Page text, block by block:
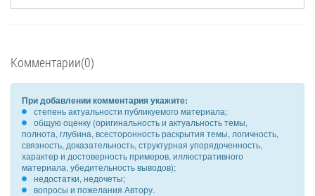
Комментарии(0)
При добавлении комментария укажите:
степень актуальности публикуемого материала;
общую оценку (оригинальность и актуальность темы,
полнота, глубина, всесторонность раскрытия темы, логичность,
связность, доказательность, структурная упорядоченность,
характер и достоверность примеров, иллюстративного
материала, убедительность выводов);
недостатки, недочеты;
вопросы и пожелания Автору.